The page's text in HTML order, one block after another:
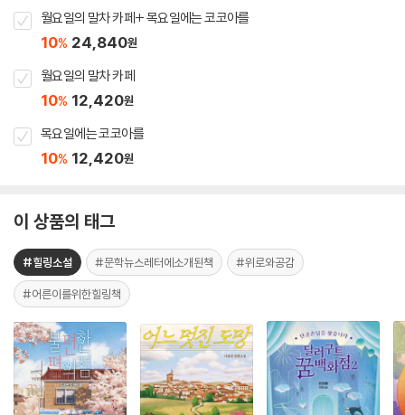
월요일의 말차 카페+ 목요일에는 코코아를
10% 24,840원
월요일의 말차 카페
10% 12,420원
목요일에는 코코아를
10% 12,420원
이 상품의 태그
#힐링소설 #문학뉴스레터에소개된책 #위로와공감
#어른이를위한힐링책